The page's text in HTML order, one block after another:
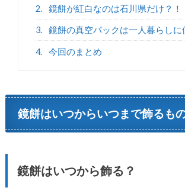
2. 鏡餅が紅白なのは石川県だけ？！
3. 鏡餅の真空パックは一人暮らしに
4. 今回のまとめ
鏡餅はいつからいつまで飾るも
鏡餅はいつから飾る？